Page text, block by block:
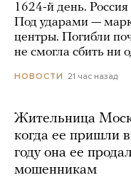
1624-й день.
Под ударами —
центры. Погибли
не смогла сбить ни
НОВОСТИ 21 час назад
Жительница
когда ее пришли
году она ее
мошенникам